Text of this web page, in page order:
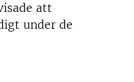
att
under de